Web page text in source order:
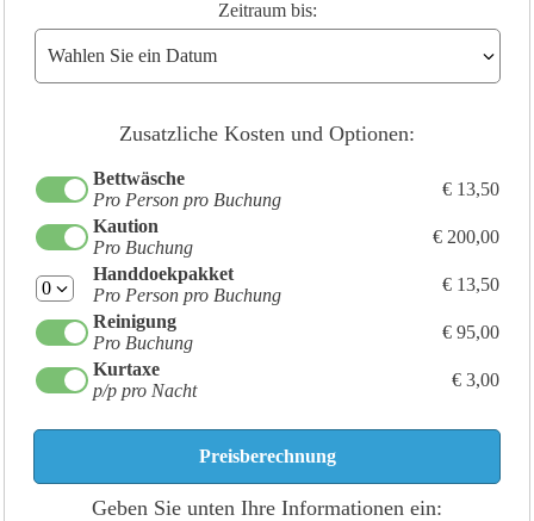
Zeitraum bis:
Zusatzliche Kosten und Optionen:
Bettwäsche
Pro Person pro Buchung
€ 13,50
Kaution
Pro Buchung
€ 200,00
Handdoekpakket
Pro Person pro Buchung
€ 13,50
Reinigung
Pro Buchung
€ 95,00
Kurtaxe
p/p pro Nacht
€ 3,00
Geben Sie unten Ihre Informationen ein: